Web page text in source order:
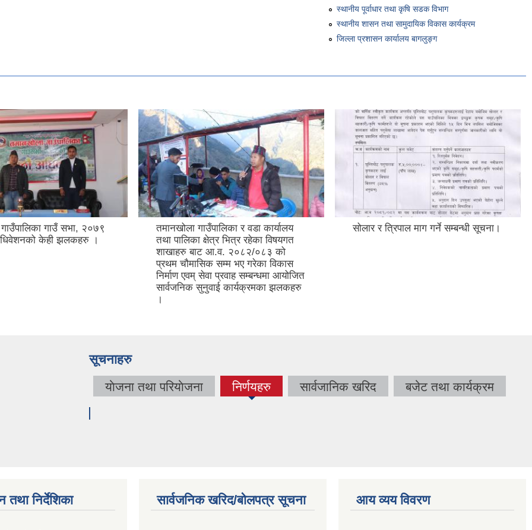
स्थानीय पूर्वाधार तथा कृषि सडक विभाग
स्थानीय शासन तथा सामुदायिक विकास कार्यक्रम
जिल्ला प्रशासन कार्यालय बागलुङ्ग
गाउँ सभा, २०७९
केही झलकहरु ।
तमानखोला गाउँपालिका र वडा कार्यालय
तथा पालिका क्षेत्र भित्र रहेका विषयगत
शाखाहरु बाट आ.व. २०८२/०८३ को
प्रथम चौमासिक सम्म भए गरेका विकास
निर्माण एवम् सेवा प्रवाह सम्बन्धमा आयोजित
सार्वजनिक सुनुवाई कार्यक्रमका झलकहरु
।
सोलार र त्रिपाल माग गर्ने सम्बन्धी सूचना।
सूचनाहरु
याेजना तथा परियाेजना निर्णयहरु
(active
सार्वजानिक खरिद बजेट तथा कार्यक्रम
निर्देशिका सार्वजनिक खरिद/बोलपत्र सूचना आय व्यय विवरण